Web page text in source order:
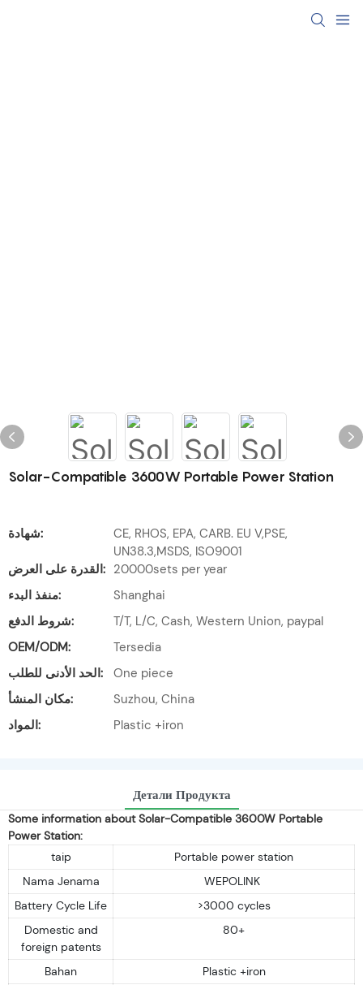
Solar-Compatible 3600W Portable Power Station
شهادة:
CE, RHOS, EPA, CARB. EU V,PSE,
UN38.3,MSDS, ISO9001
القدرة على العرض: 20000sets per year
منفذ البدء:
Shanghai
شروط الدفع:
T/T, L/C, Cash, Western Union, paypal
OEM/ODM:
Tersedia
الحد الأدنى للطلب:
One piece
مكان المنشأ:
Suzhou, China
المواد:
Plastic +iron
Детали Продукта
Some information about Solar-Compatible 3600W Portable
Power Station:
taip
Portable power station
Nama Jenama
WEPOLINK
Battery Cycle Life
>3000 cycles
Domestic and
foreign patents
80+
Bahan
Plastic +iron